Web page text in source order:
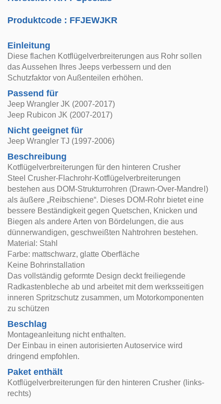
Produktcode : FFJEWJKR
Einleitung
Diese flachen Kotflügelverbreiterungen aus Rohr sollen
das Aussehen Ihres Jeeps verbessern und den
Schutzfaktor von Außenteilen erhöhen.
Passend für
Jeep Wrangler JK (2007-2017)
Jeep Rubicon JK (2007-2017)
Nicht geeignet für
Jeep Wrangler TJ (1997-2006)
Beschreibung
Kotflügelverbreiterungen für den hinteren Crusher
Steel Crusher-Flachrohr-Kotflügelverbreiterungen
bestehen aus DOM-Strukturrohren (Drawn-Over-Mandrel)
als äußere „Reibschiene“. Dieses DOM-Rohr bietet eine
bessere Beständigkeit gegen Quetschen, Knicken und
Biegen als andere Arten von Bördelungen, die aus
dünnerwandigen, geschweißten Nahtrohren bestehen.
Material: Stahl
Farbe: mattschwarz, glatte Oberfläche
Keine Bohrinstallation
Das vollständig geformte Design deckt freiliegende
Radkastenbleche ab und arbeitet mit dem werksseitigen
inneren Spritzschutz zusammen, um Motorkomponenten
zu schützen
Beschlag
Montageanleitung nicht enthalten.
Der Einbau in einen autorisierten Autoservice wird
dringend empfohlen.
Paket enthält
Kotflügelverbreiterungen für den hinteren Crusher (links-
rechts)